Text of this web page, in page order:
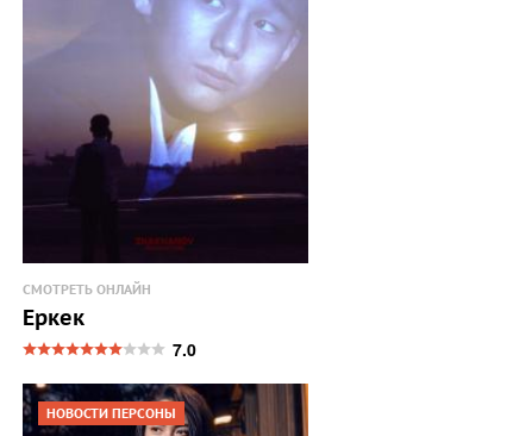
СМОТРЕТЬ ОНЛАЙН
Еркек
7.0
НОВОСТИ ПЕРСОНЫ